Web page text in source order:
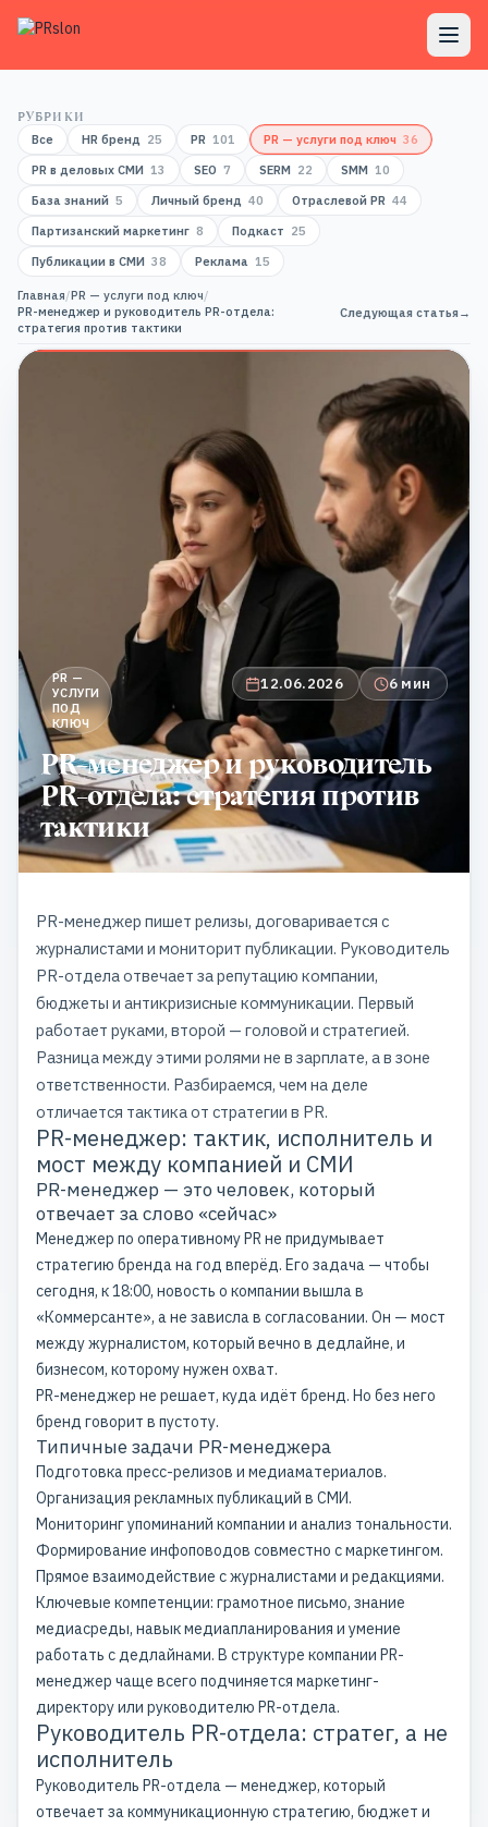
РУБРИКИ
Все
HR бренд 25 PR 101 PR — услуги под ключ 36
PR в деловых СМИ 13 SEO 7 SERM 22 SMM 10
База знаний 5 Личный бренд 40 Отраслевой PR 44
Партизанский маркетинг 8 Подкаст 25
Публикации в СМИ 38 Реклама 15
Главная/PR — услуги под ключ/
PR-менеджер и руководитель PR-отдела:
стратегия против тактики
Следующая статья→
PR —
УСЛУГИ
ПОД
КЛЮЧ
12.06.2026 6 мин
PR-менеджер и руководитель
PR-отдела: стратегия против
тактики
PR-менеджер пишет релизы, договаривается с
журналистами и мониторит публикации. Руководитель
PR-отдела отвечает за репутацию компании,
бюджеты и антикризисные коммуникации. Первый
работает руками, второй — головой и стратегией.
Разница между этими ролями не в зарплате, а в зоне
ответственности. Разбираемся, чем на деле
отличается тактика от стратегии в PR.
PR-менеджер: тактик, исполнитель и
мост между компанией и СМИ
PR-менеджер — это человек, который
отвечает за слово «сейчас»
Менеджер по оперативному PR не придумывает
стратегию бренда на год вперёд. Его задача — чтобы
сегодня, к 18:00, новость о компании вышла в
«Коммерсанте», а не зависла в согласовании. Он — мост
между журналистом, который вечно в дедлайне, и
бизнесом, которому нужен охват.
PR-менеджер не решает, куда идёт бренд. Но без него
бренд говорит в пустоту.
Типичные задачи PR-менеджера
Подготовкапресс-релизов и медиаматериалов.
Организация рекламных публикаций в СМИ.
Мониторинг упоминаний компании и анализ тональности.
Формирование инфоповодов совместно с маркетингом.
Прямое взаимодействие с журналистами и редакциями.
Ключевые компетенции: грамотное письмо, знание
медиасреды, навык медиапланирования и умение
работать с дедлайнами. В структуре компании PR-
менеджер чаще всего подчиняется маркетинг-
директору или руководителю PR-отдела.
Руководитель PR-отдела: стратег, а не
исполнитель
Руководитель PR-отдела — менеджер, который
отвечает за коммуникационную стратегию, бюджет и